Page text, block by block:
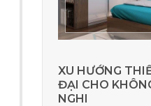
XU HƯỚNG
ĐẠI CHO
NGHI